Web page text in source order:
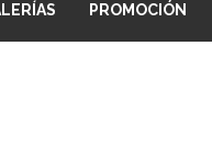
PROMOCIÓN